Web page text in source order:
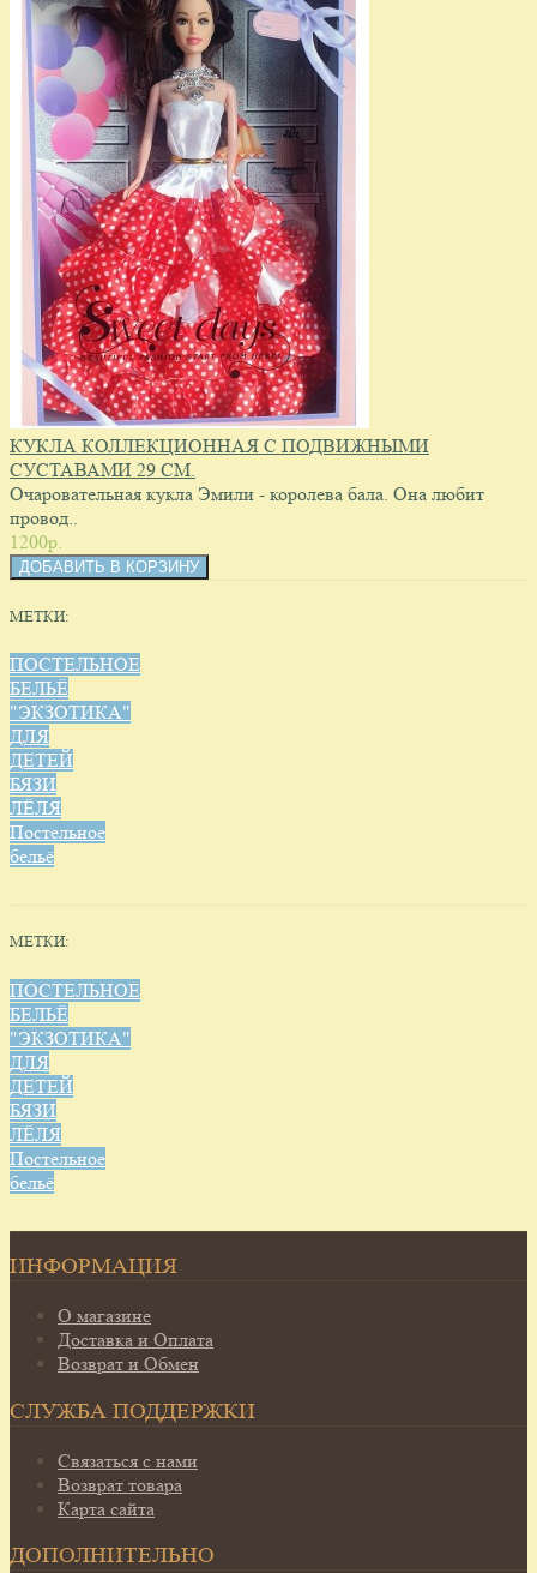
КУКЛА КОЛЛЕКЦИОННАЯ С ПОДВИЖНЫМИ
СУСТАВАМИ 29 СМ.
Очаровательная кукла Эмили - королева бала. Она любит
провод..
1200p.
МЕТКИ:
ПОСТЕЛЬНОЕ
БЕЛЬЁ
"ЭКЗОТИКА"
ДЛЯ
ДЕТЕЙ
БЯЗИ
ЛЁЛЯ
Постельное
бельё
МЕТКИ:
ПОСТЕЛЬНОЕ
БЕЛЬЁ
"ЭКЗОТИКА"
ДЛЯ
ДЕТЕЙ
БЯЗИ
ЛЁЛЯ
Постельное
бельё
ИНФОРМАЦИЯ
О магазине
Доставка и Оплата
Возврат и Обмен
СЛУЖБА ПОДДЕРЖКИ
Связаться с нами
Возврат товара
Карта сайта
ДОПОЛНИТЕЛЬНО